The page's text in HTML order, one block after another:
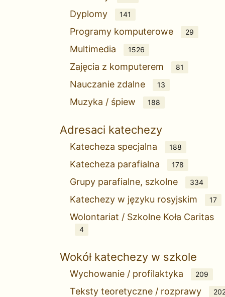
Dyplomy 141
Programy komputerowe 29
Multimedia 1526
Zajęcia z komputerem 81
Nauczanie zdalne 13
Muzyka / śpiew 188
Adresaci katechezy
Katecheza specjalna 188
Katecheza parafialna 178
Grupy parafialne, szkolne 334
Katechezy w języku rosyjskim 17
Wolontariat / Szkolne Koła Caritas
4
Wokół katechezy w szkole
Wychowanie / profilaktyka 209
Teksty teoretyczne / rozprawy